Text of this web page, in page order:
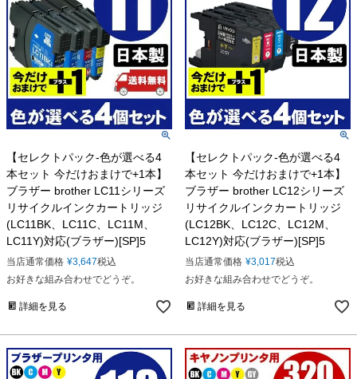
【セレクトパック-色が選べる4
本セット 今だけおまけで+1本】
ブラザー brother LC11シリーズ
リサイクルインクカートリッジ
(LC11BK、LC11C、LC11M、
LC11Y)対応(ブラザー)[SP]5
当店通常価格 ¥3,647税込
お好きな組み合わせでどうぞ。
詳細を見る
【セレクトパック-色が選べる4
本セット 今だけおまけで+1本】
ブラザー brother LC12シリーズ
リサイクルインクカートリッジ
(LC12BK、LC12C、LC12M、
LC12Y)対応(ブラザー)[SP]5
当店通常価格 ¥3,017税込
お好きな組み合わせでどうぞ。
詳細を見る